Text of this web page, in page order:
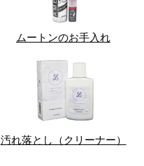
ムートンのお手入れ
汚れ落とし（クリーナー）